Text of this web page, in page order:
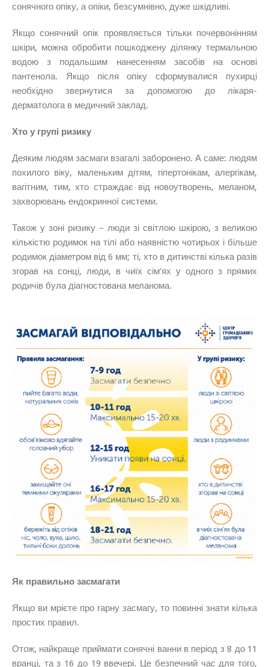
сонячного опіку, а опіки, безсумнівно, дуже шкідливі.
Якщо сонячний опік проявляється тільки почервонінням
шкіри, можна обробити пошкоджену ділянку термальною
водою з подальшим нанесенням засобів на основі
пантенола. Якщо після опіку сформувалися пухирці
необхідно звернутися за допомогою до лікаря-
дерматолога в медичний заклад.
Хто у групі ризику
Деяким людям засмаги взагалі заборонено. А саме: людям
похилого віку, маленьким дітям, гіпертонікам, алергікам,
вагітним, тим, хто страждає від новоутворень, меланом,
захворювань ендокринної системи.
Також у зоні ризику – люди зі світлою шкірою, з великою
кількістю родимок на тілі або наявністю чотирьох і більше
родимок діаметром від 6 мм; ті, хто в дитинстві кілька разів
згорав на сонці, люди, в чиїх сім’ях у одного з прямих
родичів була діагностована меланома.
Як правильно засмагати
Якщо ви мрієте про гарну засмагу, то повинні знати кілька
простих правил.
Отож, найкраще приймати сонячні ванни в період з 8 до 11
вранці, та з 16 до 19 ввечері. Це безпечний час для того,